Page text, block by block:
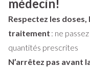
médecin!
Respectez les
traitement : ne
quantités prescrites
N’arrêtez pas avant